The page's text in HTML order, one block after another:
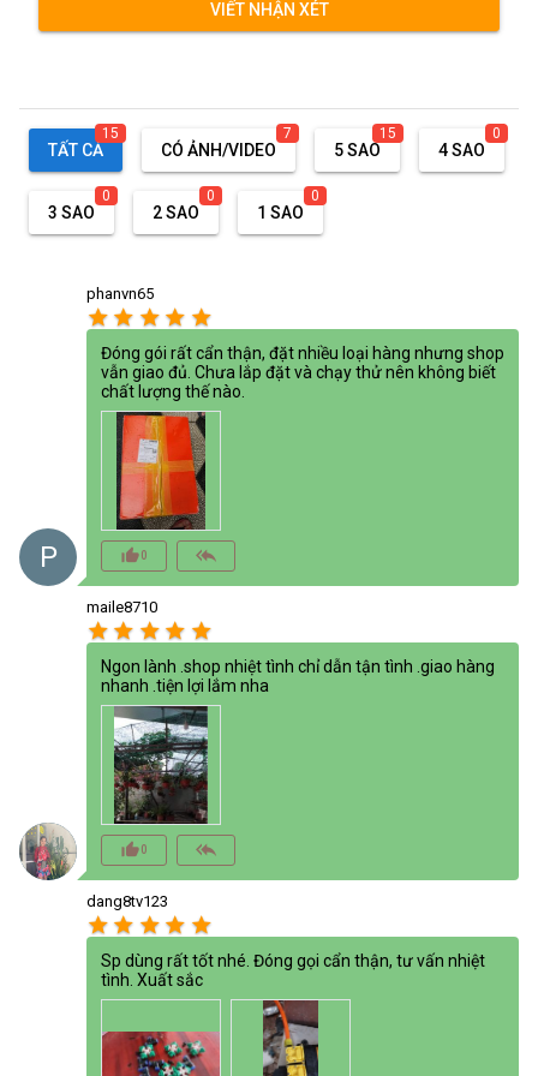
VIẾT NHẬN XÉT
TẤT CẢ
15
CÓ ẢNH/VIDEO
7
5 SAO
15
4 SAO
0
3 SAO
0
2 SAO
0
1 SAO
0
P
phanvn65
star star star star star
Đóng gói rất cẩn thận, đặt nhiều loại hàng nhưng shop
vẫn giao đủ. Chưa lắp đặt và chạy thử nên không biết
chất lượng thế nào.
thumb_up_alt0 reply_all
maile8710
star star star star star
Ngon lành .shop nhiệt tình chỉ dẫn tận tình .giao hàng
nhanh .tiện lợi lắm nha
thumb_up_alt0 reply_all
dang8tv123
star star star star star
Sp dùng rất tốt nhé. Đóng gọi cẩn thận, tư vấn nhiệt
tình. Xuất sắc